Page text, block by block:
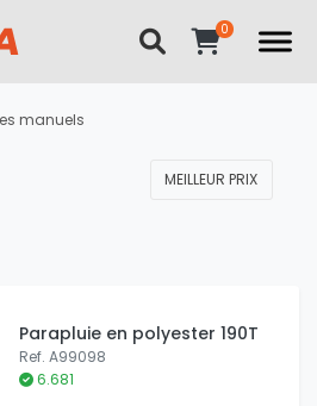
manuels
MEILLEUR PRIX
Parapluie en polyester 190T
Ref. A99098
6.681